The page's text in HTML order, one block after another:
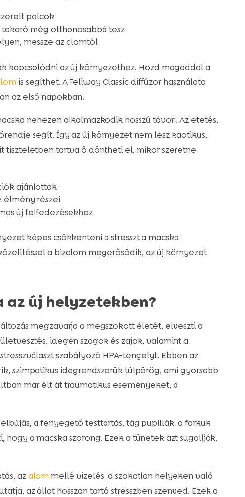
polcok
még otthonosabbá tesz
messze az alomtól
kapcsolódni az új környezethez. Hozd magaddal a
is segíthet. A Feliway Classic diffúzor használata
az első napokban.
nehezen alkalmazkodik hosszú távon. Az etetés,
segít. Így az új környezet nem lesz kaotikus,
tiszteletben tartva ő döntheti el, mikor szeretne
ajánlottak
élmény részei
új felfedezésekhez
képes csökkenteni a stresszt a macska
a bizalom megerősödik, az új környezet
az új helyzetekben?
megzavarja a megszokott életét, elveszti a
idegen szagok és zajok, valamint a
szabályozó HPA-tengelyt. Ebben az
szimpatikus idegrendszerük túlpörög, ami gyorsabb
már élt át traumatikus eseményeket, a
a fenyegető testtartás, tág pupillák, a farkuk
a macska szorong. Ezek a tünetek azt sugallják,
azalom mellé vizelés, a szokatlan helyeken való
az állat hosszan tartó stresszben szenved. Ezek a